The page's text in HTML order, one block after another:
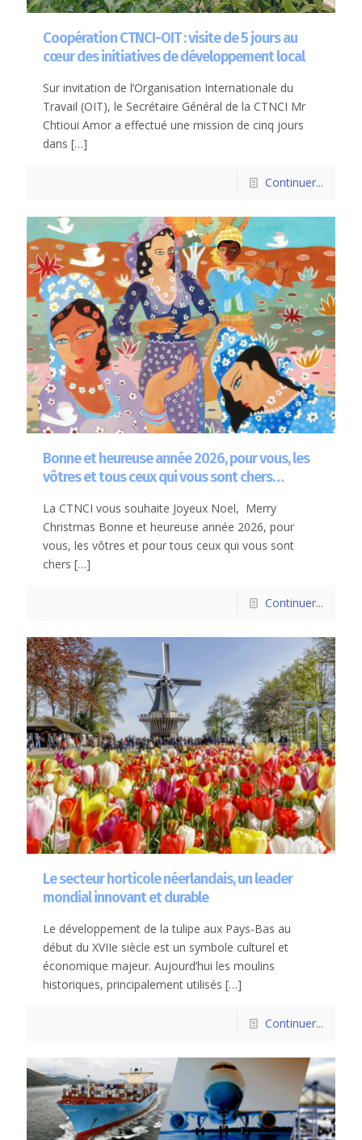
Coopération CTNCI-OIT : visite de 5 jours au
cœur des initiatives de développement local
Sur invitation de l’Organisation Internationale du
Travail (OIT), le Secrétaire Général de la CTNCI Mr
Chtioui Amor a effectué une mission de cinq jours
dans […]
Continuer...
Bonne et heureuse année 2026, pour vous, les
vôtres et tous ceux qui vous sont chers…
La CTNCI vous souhaite Joyeux Noel, Merry
Christmas Bonne et heureuse année 2026, pour
vous, les vôtres et pour tous ceux qui vous sont
chers […]
Continuer...
Le secteur horticole néerlandais, un leader
mondial innovant et durable
Le développement de la tulipe aux Pays-Bas au
début du XVIIe siècle est un symbole culturel et
économique majeur. Aujourd’hui les moulins
historiques, principalement utilisés […]
Continuer...